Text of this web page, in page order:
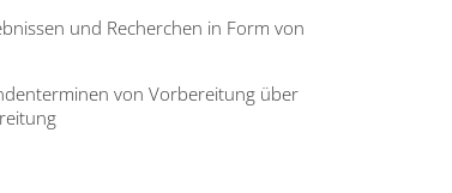
und Recherchen in Form von
von Vorbereitung über